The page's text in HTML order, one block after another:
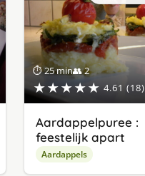
⏱ 25 min👥 2
★★★★★ 4.61 (18)
Aardappelpuree :
feestelijk apart
Aardappels